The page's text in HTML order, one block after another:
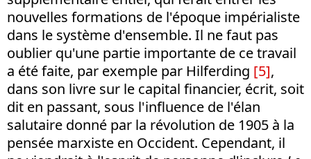
nouvelles formations de l'époque impérialiste
dans le système d'ensemble. Il ne faut pas
oublier qu'une partie importante de ce travail
a été faite, par exemple par Hilferding [5],
dans son livre sur le capital financier, écrit, soit
dit en passant, sous l'influence de l'élan
salutaire donné par la révolution de 1905 à la
pensée marxiste en Occident. Cependant, il